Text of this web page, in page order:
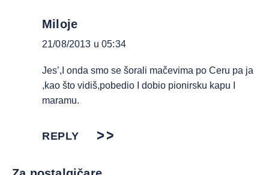
Miloje
21/08/2013 u 05:34
Jes’,I onda smo se šorali mačevima po Ceru pa ja
,kao što vidiš,pobedio I dobio pionirsku kapu I
maramu.
REPLY